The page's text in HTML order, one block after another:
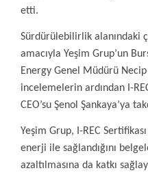
etti.
Sürdürülebilirlik alanındaki
amacıyla Yeşim Grup’un
Energy Genel Müdürü
incelemelerin ardından I-
CEO’su Şenol Şankaya’ya
Yeşim Grup, I-REC
enerji ile sağlandığını
azaltılmasına da katkı